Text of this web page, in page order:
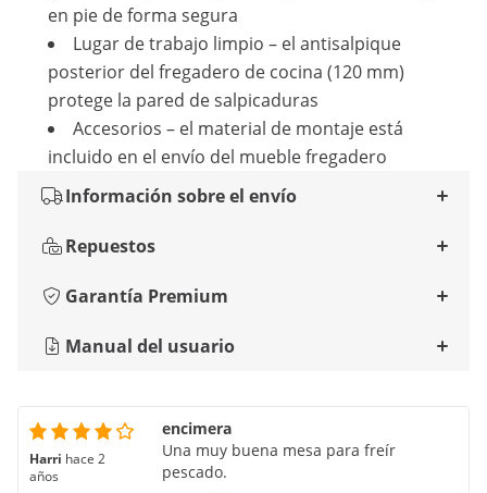
en pie de forma segura
Lugar de trabajo limpio – el antisalpique
posterior del fregadero de cocina (120 mm)
protege la pared de salpicaduras
Accesorios – el material de montaje está
incluido en el envío del mueble fregadero
Información sobre el envío
Repuestos
Garantía Premium
Manual del usuario
Harri hace 2
años
encimera
Una muy buena mesa para freír
pescado.